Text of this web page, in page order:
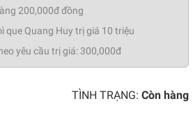
200,000đ đồng
que Quang Huy trị giá 10 triệu
yêu cầu trị giá: 300,000đ
TÌNH TRẠNG: Còn hàng